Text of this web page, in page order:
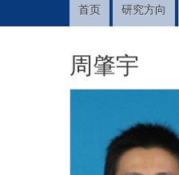
Main首页 研究方向
周肇宇